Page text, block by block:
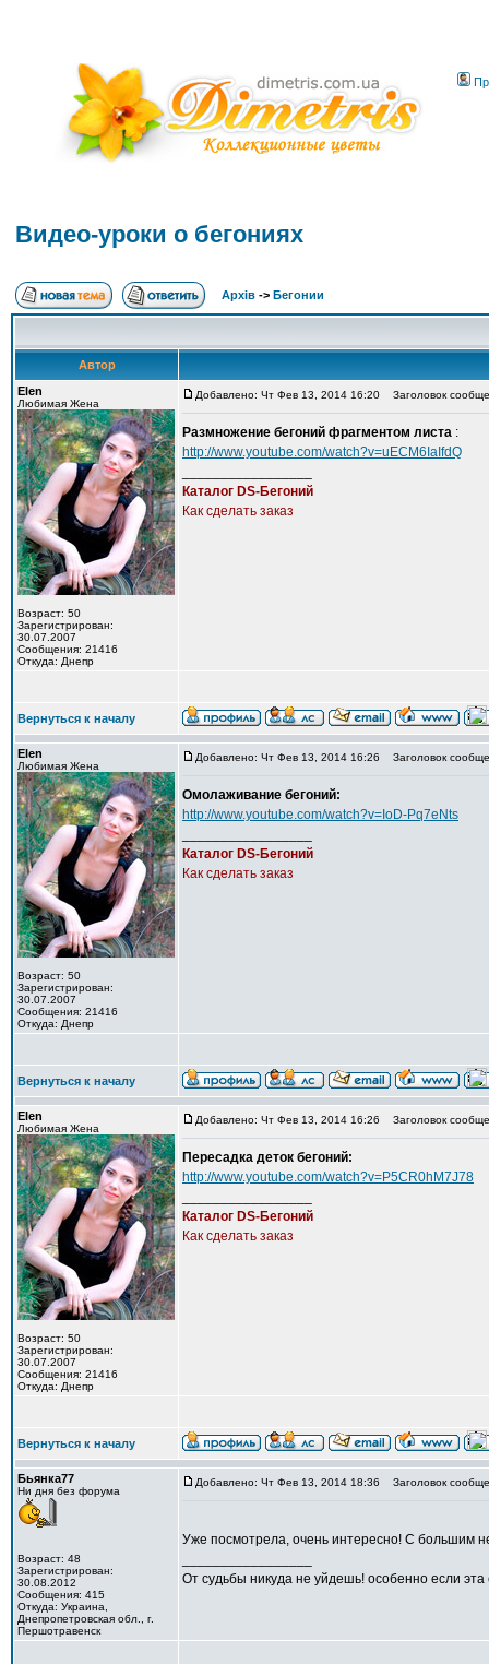
Видео-уроки о бегониях
Архів -> Бегонии
Автор
Elen
Любимая Жена
Возраст: 50
Зарегистрирован:
30.07.2007
Сообщения: 21416
Откуда: Днепр
Добавлено: Чт Фев 13, 2014 16:20 Заголовок
Размножение бегоний фрагментом листа :
http://www.youtube.com/watch?v=uECM6IaIfdQ
Каталог DS-Бегоний
Как сделать заказ
Вернуться к началу
Elen
Любимая Жена
Возраст: 50
Зарегистрирован:
30.07.2007
Сообщения: 21416
Откуда: Днепр
Добавлено: Чт Фев 13, 2014 16:26 Заголовок
Омолаживание бегоний:
http://www.youtube.com/watch?v=IoD-Pq7eNts
Каталог DS-Бегоний
Как сделать заказ
Вернуться к началу
Elen
Любимая Жена
Возраст: 50
Зарегистрирован:
30.07.2007
Сообщения: 21416
Откуда: Днепр
Добавлено: Чт Фев 13, 2014 16:26 Заголовок
Пересадка деток бегоний:
http://www.youtube.com/watch?v=P5CR0hM7J78
Каталог DS-Бегоний
Как сделать заказ
Вернуться к началу
Бьянка77
Ни дня без форума
Возраст: 48
Зарегистрирован:
30.08.2012
Сообщения: 415
Откуда: Украина,
Днепропетровская обл., г.
Першотравенск
Добавлено: Чт Фев 13, 2014 18:36 Заголовок
Уже посмотрела, очень интересно! С большим
От судьбы никуда не уйдешь! особенно если эта